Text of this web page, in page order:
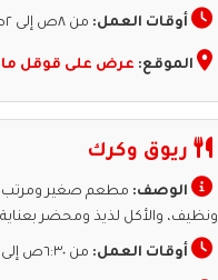
أوقات العمل: من ٨ص إلى ٢ص.
الموقع: عرض على قوقل
ريوق وكرك
الوصف: مطعم صغير ومرتب
ونظيف، والأكل لذيذ ومحضر
أوقات العمل: من ٦:٣٠ص إلى ٥:٣٠م.